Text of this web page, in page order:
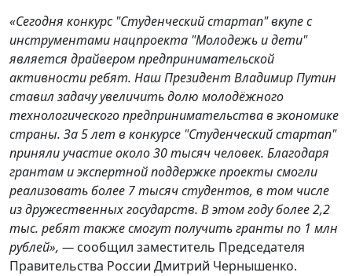
«Сегодня конкурс "Студенческий стартап" вкупе с
инструментами нацпроекта "Молодежь и дети"
является драйверомпредпринимательской
активности ребят. Наш Президент Владимир Путин
ставил задачу увеличить долю молодёжного
технологического предпринимательства в экономике
страны. За 5 лет в конкурсе "Студенческий стартап"
приняли участие около 30 тысяч человек. Благодаря
грантам и экспертной поддержке проекты смогли
реализовать более 7 тысяч студентов, в том числе
из дружественных государств. В этом году более 2,2
тыс. ребят также смогут получить гранты по 1 млн
рублей», — сообщил заместитель Председателя
Правительства России Дмитрий Чернышенко.